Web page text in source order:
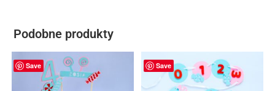
Podobne produkty
Save Save